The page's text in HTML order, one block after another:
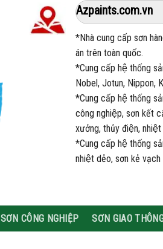
Azpaints.com.vn
*Nhà cung cấp sơn
án trên toàn quốc.
*Cung cấp hệ thống
Nobel, Jotun, Nippon,
*Cung cấp hệ thống
công nghiệp, sơn kết
xưởng, thủy điện,
*Cung cấp hệ thống
nhiệt dẻo, sơn kẻ vạch
SƠN CÔNG NGHIỆP SƠN GIAO